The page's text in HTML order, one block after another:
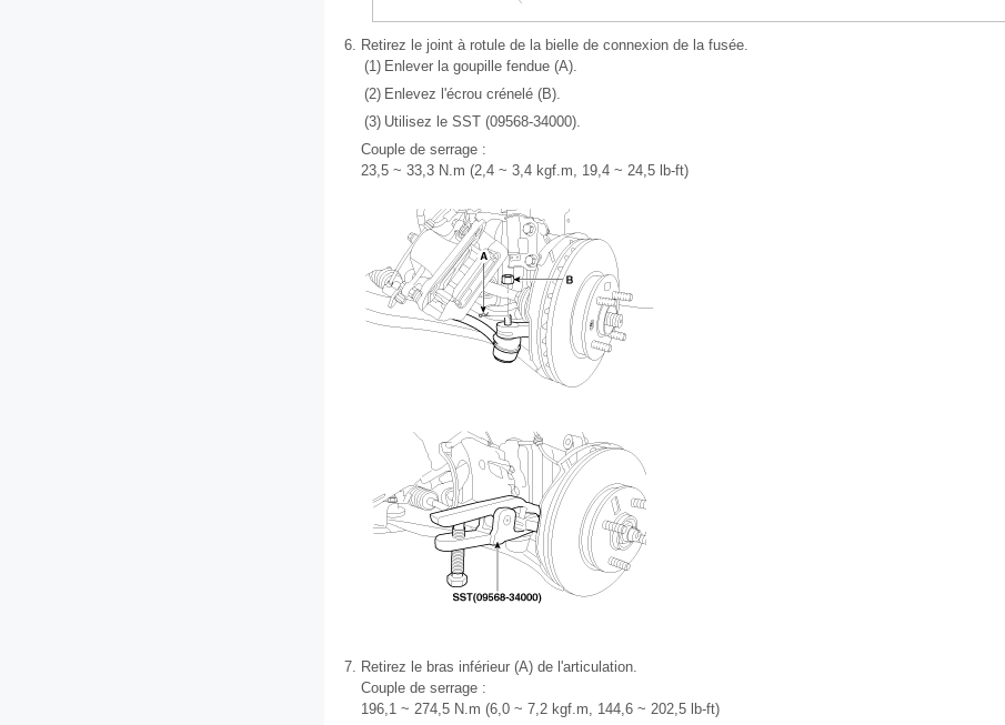
6. Retirez le joint à rotule de la bielle de connexion de la fusée.
(1) Enlever la goupille fendue (A).
(2) Enlevez l'écrou crénelé (B).
(3) Utilisez le SST (09568-34000).
Couple de serrage :
23,5 ~ 33,3 N.m (2,4 ~ 3,4 kgf.m, 19,4 ~ 24,5 lb-ft)
7. Retirez le bras inférieur (A) de l'articulation.
Couple de serrage :
196,1 ~ 274,5 N.m (6,0 ~ 7,2 kgf.m, 144,6 ~ 202,5 lb-ft)